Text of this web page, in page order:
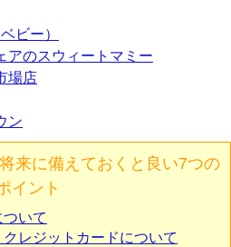
ビー）
アのスウィートマミー
場店
ン
来に備えておくと良い7つの
イント
いて
レジットカードについて